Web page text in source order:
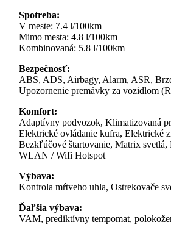
Spotreba:
V meste: 7.4 l/100km
Mimo mesta: 4.8 l/100km
Kombinovaná: 5.8 l/100km
Bezpečnosť:
ABS, ADS, Airbagy, Alarm, ASR,
Upozornenie premávky za vozidlom
Komfort:
Adaptívny podvozok, Klimatizovaná
Elektrické ovládanie kufra, Elektrické
Bezkľúčové štartovanie, Matrix
WLAN / Wifi Hotspot
Výbava:
Kontrola mŕtveho uhla, Ostrekovače
Ďaľšia výbava:
VAM, prediktívny tempomat,